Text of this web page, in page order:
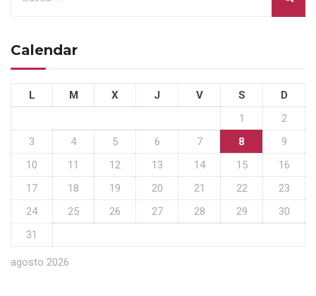
Calendar
agosto 2026
L M X J V S
D
1
2
3
4 5 6 7 8
9
10
11 12 13 14 15
16
17
18 19 20 21 22
23
24
25 26 27 28 29
30
31